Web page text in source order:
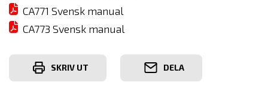
CA771 Svensk manual
CA773 Svensk manual
SKRIV UT DELA